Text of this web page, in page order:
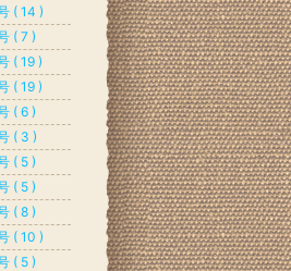
( 14 )
( 7 )
( 19 )
( 19 )
( 6 )
( 3 )
( 5 )
( 5 )
( 8 )
( 10 )
( 5 )